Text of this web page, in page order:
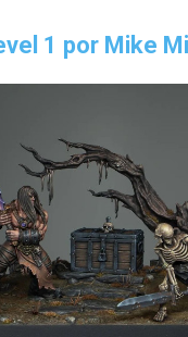
1 por Mike